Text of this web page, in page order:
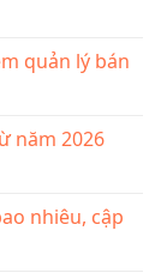
quản lý bán
năm 2026
nhiêu, cập